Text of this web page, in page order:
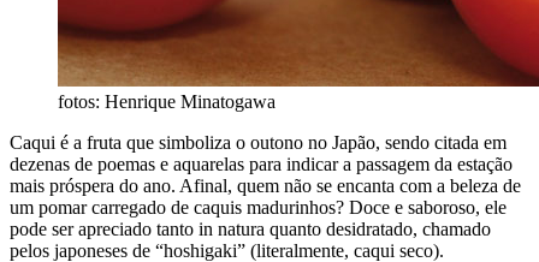
fotos: Henrique Minatogawa
Caqui é a fruta que simboliza o outono no Japão, sendo citada em
dezenas de poemas e aquarelas para indicar a passagem da estação
mais próspera do ano. Afinal, quem não se encanta com a beleza de
um pomar carregado de caquis madurinhos? Doce e saboroso, ele
pode ser apreciado tanto in natura quanto desidratado, chamado
pelos japoneses de “hoshigaki” (literalmente, caqui seco).